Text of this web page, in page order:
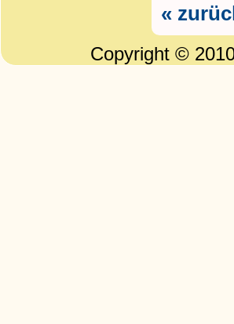
«
Copyright ©